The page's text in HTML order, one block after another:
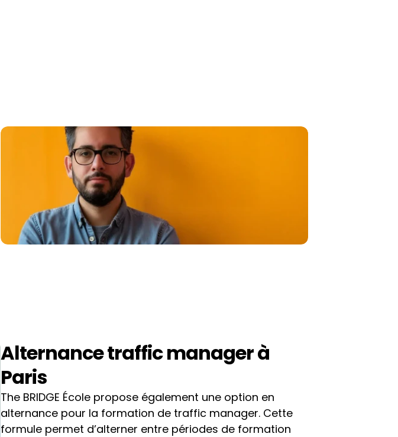
Alternance traffic manager à
Paris
The BRIDGE École propose également une option en
alternance pour la formation de traffic manager. Cette
formule permet d’alterner entre périodes de formation